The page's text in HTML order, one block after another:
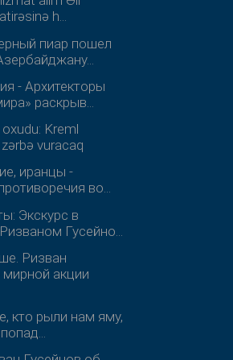
h...
пиар пошел
- Архитекторы
раскрыв...
Kreml
zərbə vuracaq
иранцы -
во...
Экскурс в
Гусейно...
Ризван
мирной акции
кто рыли нам яму,